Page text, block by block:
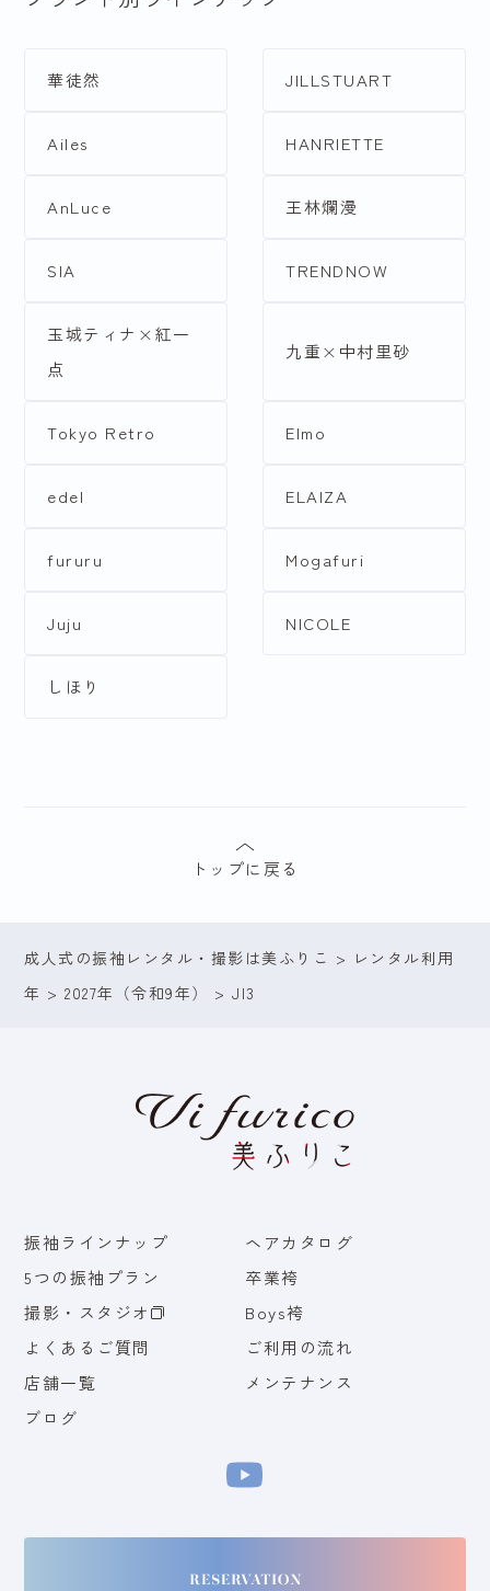
華徒然 JILLSTUART
Ailes HANRIETTE
AnLuce 王林爛漫
SIA TRENDNOW
玉城ティナ×紅一
点
九重×中村里砂
Tokyo Retro Elmo
edel ELAIZA
fururu Mogafuri
Juju NICOLE
しほり
トップに戻る
成人式の振袖レンタル・撮影は美ふりこ > レンタル利用
年 >2027年（令和9年） >JI3
振袖ラインナップ
ヘアカタログ
5つの振袖プラン
卒業袴
撮影・スタジオ
Boys袴
よくあるご質問
ご利用の流れ
店舗一覧
メンテナンス
ブログ